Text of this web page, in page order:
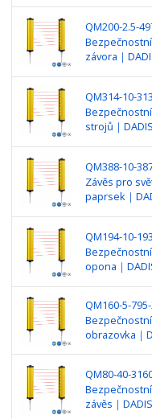
QM200-2.5-
závora｜
QM314-10-
strojů｜
QM388-10-
Závěs pro
paprsek｜
QM194-10-
opona｜
QM160-5-795-
obrazovka｜
QM80-40-
závěs｜